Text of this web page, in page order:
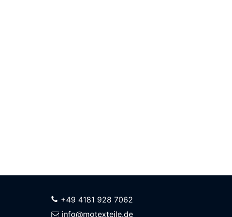
+49 4181 928 7062
info@motexteile.de